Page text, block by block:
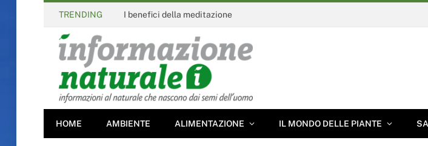
TRENDING I benefici della meditazione
HOME AMBIENTE ALIMENTAZIONE IL MONDO DELLE PIANTE